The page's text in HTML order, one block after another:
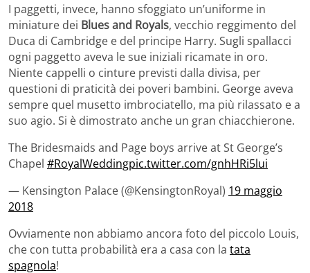
I paggetti, invece, hanno sfoggiato un’uniforme in
miniature dei Blues and Royals, vecchio reggimento del
Duca di Cambridge e del principe Harry. Sugli spallacci
ogni paggetto aveva le sue iniziali ricamate in oro.
Niente cappelli o cinture previsti dalla divisa, per
questioni di praticità dei poveri bambini. George aveva
sempre quel musetto imbrociatello, ma più rilassato e a
suo agio. Si è dimostrato anche un gran chiacchierone.
The Bridesmaids and Page boys arrive at St George’s
Chapel #RoyalWeddingpic.twitter.com/gnhHRi5lui
— Kensington Palace (@KensingtonRoyal) 19 maggio
2018
Ovviamente non abbiamo ancora foto del piccolo Louis,
che con tutta probabilità era a casa con la tata
spagnola!